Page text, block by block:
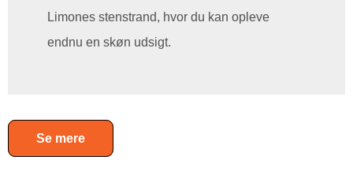
Limones stenstrand, hvor du kan opleve
endnu en skøn udsigt.
Se mere